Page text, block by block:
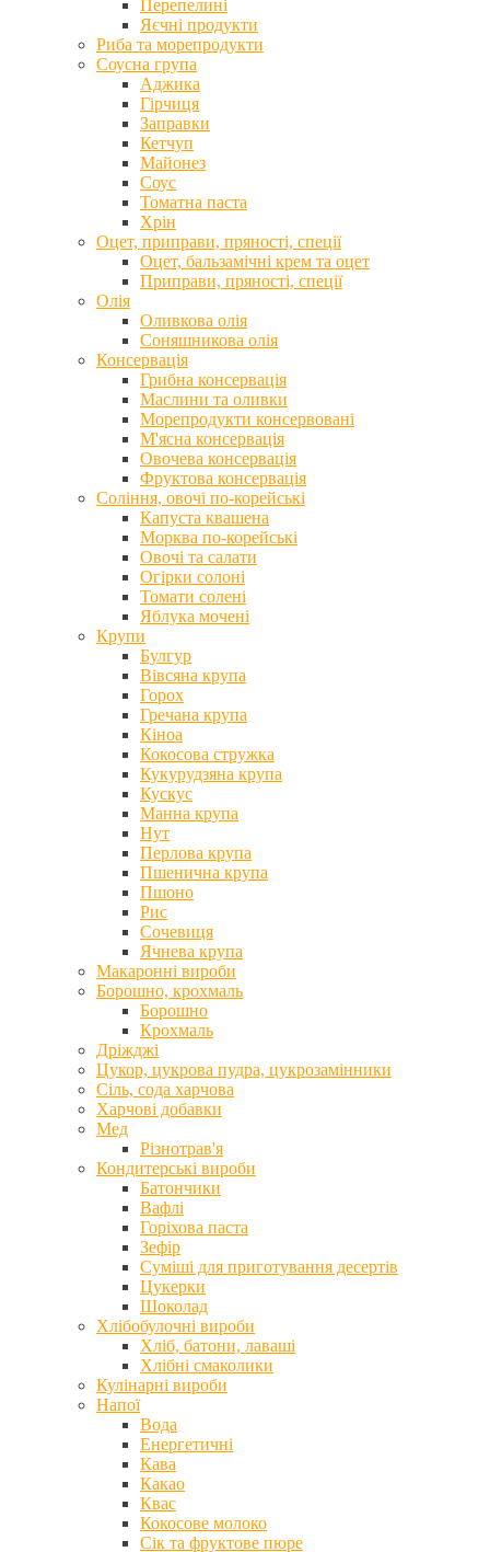
Перепелині
Яєчні продукти
Риба та морепродукти
Соусна група
Аджика
Гірчиця
Заправки
Кетчуп
Майонез
Соус
Томатна паста
Хрін
Оцет, приправи, пряності, спеції
Оцет, бальзамічні крем та оцет
Приправи, пряності, спеції
Олія
Оливкова олія
Соняшникова олія
Консервація
Грибна консервація
Маслини та оливки
Морепродукти консервовані
М'ясна консервація
Овочева консервація
Фруктова консервація
Соління, овочі по-корейські
Капуста квашена
Морква по-корейські
Овочі та салати
Огірки солоні
Томати солені
Яблука мочені
Крупи
Булгур
Вівсяна крупа
Горох
Гречана крупа
Кіноа
Кокосова стружка
Кукурудзяна крупа
Кускус
Манна крупа
Нут
Перлова крупа
Пшенична крупа
Пшоно
Рис
Сочевиця
Ячнева крупа
Макаронні вироби
Борошно, крохмаль
Борошно
Крохмаль
Дріжджі
Цукор, цукрова пудра, цукрозамінники
Сіль, сода харчова
Харчові добавки
Мед
Різнотрав'я
Кондитерські вироби
Батончики
Вафлі
Горіхова паста
Зефір
Суміші для приготування десертів
Цукерки
Шоколад
Хлібобулочні вироби
Хліб, батони, лаваші
Хлібні смаколики
Кулінарні вироби
Напої
Вода
Енергетичні
Кава
Какао
Квас
Кокосове молоко
Сік та фруктове пюре